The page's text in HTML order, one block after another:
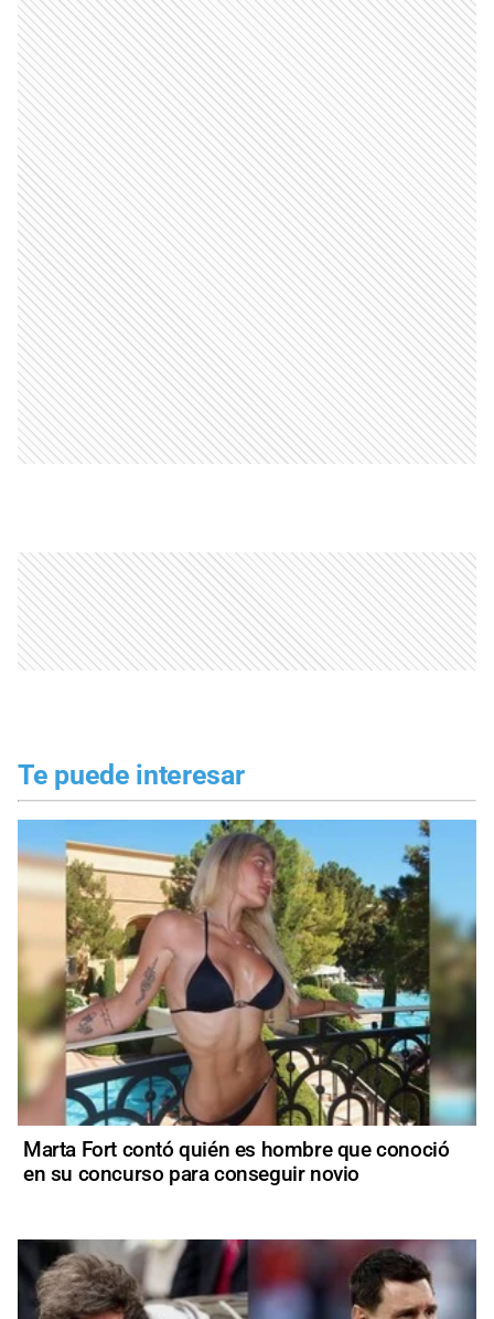
Te puede interesar
Marta Fort contó quién es hombre que conoció
en su concurso para conseguir novio